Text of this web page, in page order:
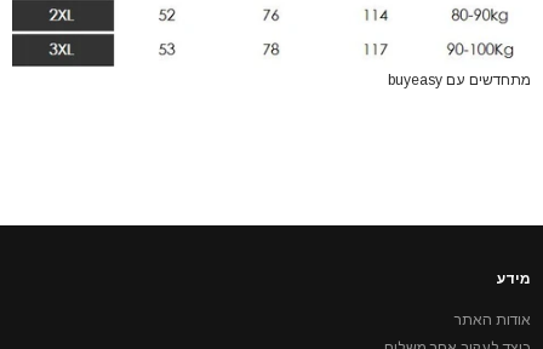
מתחדשים עם buyeasy
מידע
אודות האתר